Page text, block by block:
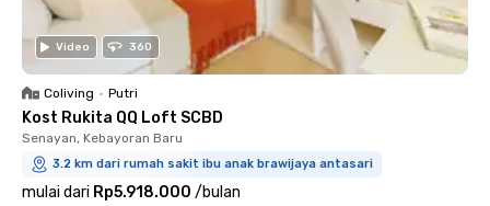
Video 360
Coliving • Putri
Kost Rukita QQ Loft SCBD
Senayan, Kebayoran Baru
3.2 km dari rumah sakit ibu anak brawijaya antasari
mulai dari Rp5.918.000 /bulan